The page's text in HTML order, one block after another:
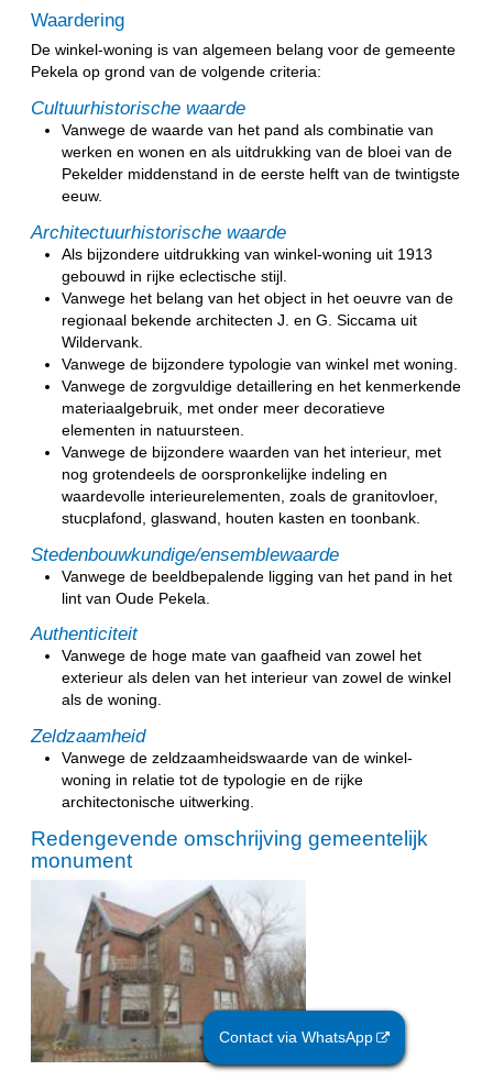
Contact via WhatsApp
Waardering
De winkel-woning is van algemeen belang voor de gemeente
Pekela op grond van de volgende criteria:
Cultuurhistorische waarde
Vanwege de waarde van het pand als combinatie van
werken en wonen en als uitdrukking van de bloei van de
Pekelder middenstand in de eerste helft van de twintigste
eeuw.
Architectuurhistorische waarde
Als bijzondere uitdrukking van winkel-woning uit 1913
gebouwd in rijke eclectische stijl.
Vanwege het belang van het object in het oeuvre van de
regionaal bekende architecten J. en G. Siccama uit
Wildervank.
Vanwege de bijzondere typologie van winkel met woning.
Vanwege de zorgvuldige detaillering en het kenmerkende
materiaalgebruik, met onder meer decoratieve
elementen in natuursteen.
Vanwege de bijzondere waarden van het interieur, met
nog grotendeels de oorspronkelijke indeling en
waardevolle interieurelementen, zoals de granitovloer,
stucplafond, glaswand, houten kasten en toonbank.
Stedenbouwkundige/ensemblewaarde
Vanwege de beeldbepalende ligging van het pand in het
lint van Oude Pekela.
Authenticiteit
Vanwege de hoge mate van gaafheid van zowel het
exterieur als delen van het interieur van zowel de winkel
als de woning.
Zeldzaamheid
Vanwege de zeldzaamheidswaarde van de winkel-
woning in relatie tot de typologie en de rijke
architectonische uitwerking.
Redengevende omschrijving gemeentelijk
monument